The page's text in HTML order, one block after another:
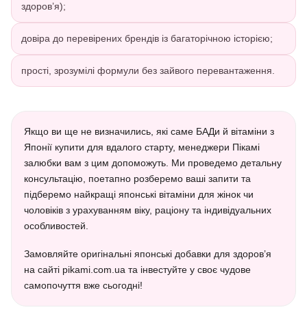
здоров’я);
довіра до перевірених брендів із багаторічною історією;
прості, зрозумілі формули без зайвого перевантаження.
Якщо ви ще не визначились, які саме БАДи й вітаміни з
Японії купити для вдалого старту, менеджери Пікамі
залюбки вам з цим допоможуть. Ми проведемо детальну
консультацію, поетапно розберемо ваші запити та
підберемо найкращі японські вітаміни для жінок чи
чоловіків з урахуванням віку, раціону та індивідуальних
особливостей.
Замовляйте оригінальні японські добавки для здоров’я
на сайті pikami.com.ua та інвестуйте у своє чудове
самопочуття вже сьогодні!